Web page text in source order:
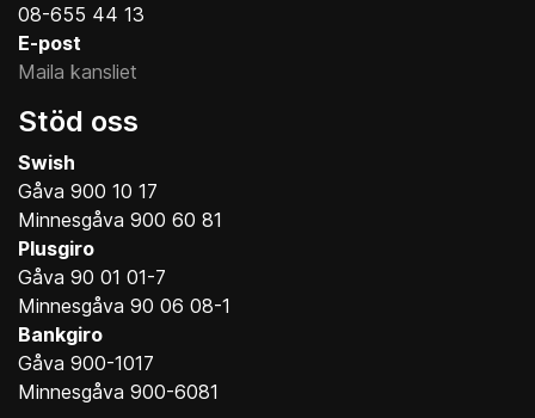
08-655 44 13
E-post
Maila kansliet
Stöd oss
Swish
Gåva 900 10 17
Minnesgåva 900 60 81
Plusgiro
Gåva 90 01 01-7
Minnesgåva 90 06 08-1
Bankgiro
Gåva 900-1017
Minnesgåva 900-6081